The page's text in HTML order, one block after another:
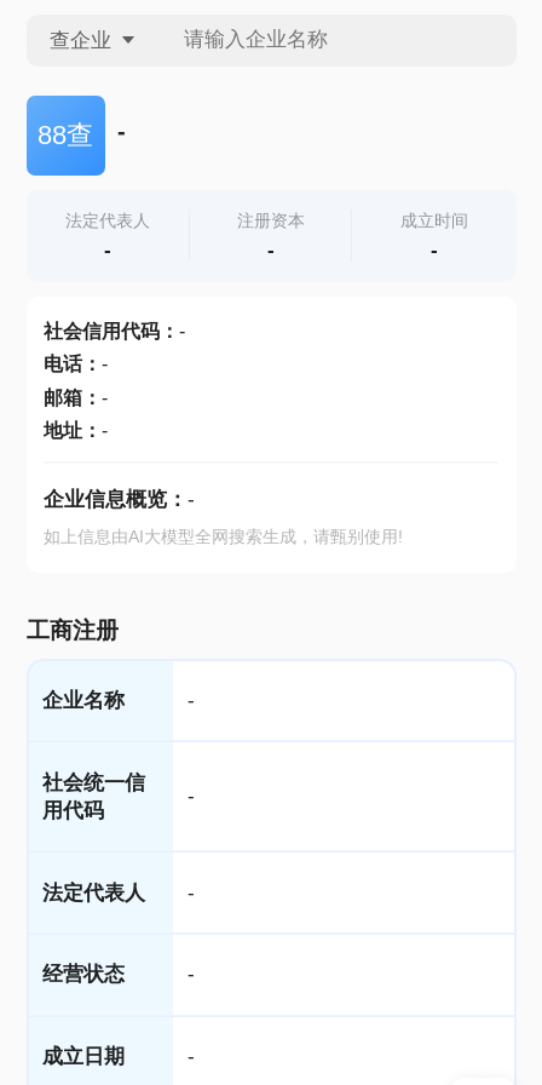
查企业
查企业
查产地
88查 -
法定代表人
-
注册资本
-
成立时间
-
社会信用代码： -
电话： -
邮箱： -
地址： -
企业信息概览： -
如上信息由AI大模型全网搜索生成，请甄别使用!
工商注册
企业名称 -
社会统一信
用代码
-
法定代表人 -
经营状态 -
成立日期 -